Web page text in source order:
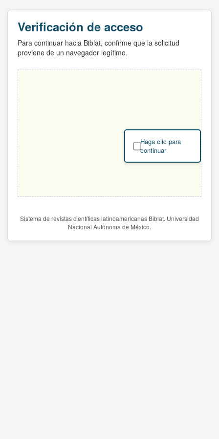
Verificación de acceso
Para continuar hacia Biblat, confirme que la solicitud
proviene de un navegador legítimo.
Haga clic para
continuar
Sistema de revistas científicas latinoamericanas Biblat. Universidad
Nacional Autónoma de México.